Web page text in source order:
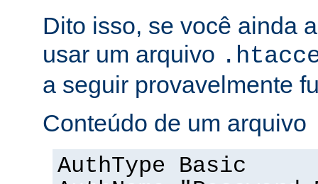
Dito isso, se você ainda
usar um arquivo
a seguir provavelmente
Conteúdo de um arquivo
AuthType Basic